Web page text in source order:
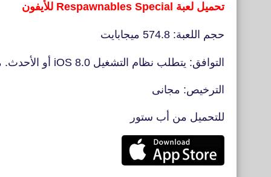
تحميل لعبة Respawnables Special للأيفون
حجم اللعبة: 574.8 ميجابايت
التوافق: يتطلب نظام التشغيل iOS 8.0 أو الأحدث. متوافق مع iPhone و iPad و iPod touch
الترخيص: مجانى
للتحميل من أب ستور